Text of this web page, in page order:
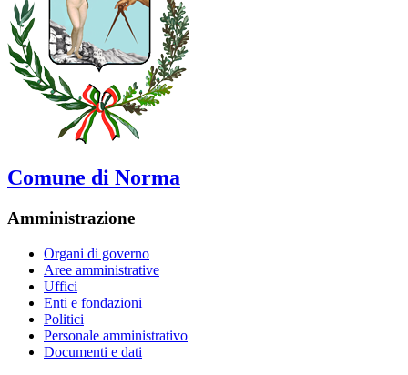
Comune di Norma
Amministrazione
Organi di governo
Aree amministrative
Uffici
Enti e fondazioni
Politici
Personale amministrativo
Documenti e dati